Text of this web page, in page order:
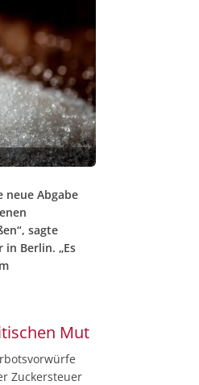
neue Abgabe
sagte
Berlin. „Es
Mut
Zuckersteuer